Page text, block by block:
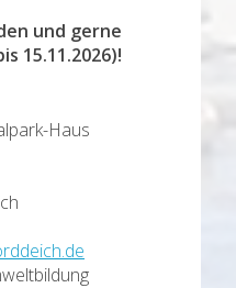
und gerne
15.11.2026)!
Haus